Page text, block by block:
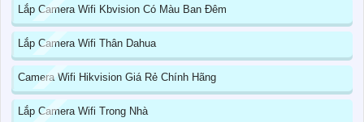
Lắp Camera Wifi Kbvision Có Màu Ban Đêm
Lắp Camera Wifi Thân Dahua
Camera Wifi Hikvision Giá Rẻ Chính Hãng
Lắp Camera Wifi Trong Nhà